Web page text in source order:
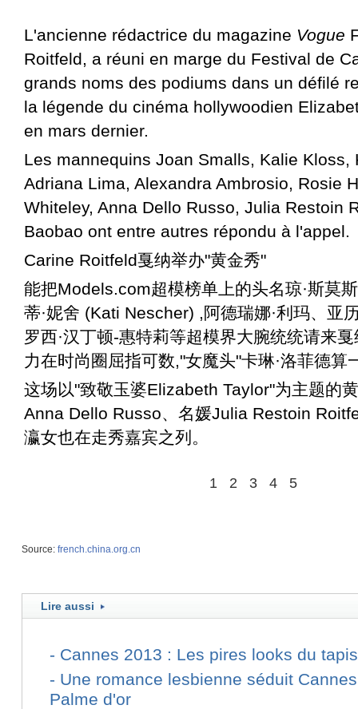
L'ancienne rédactrice du magazine Vogue
Roitfeld, a réuni en marge du Festival de
grands noms des podiums dans un défilé
la légende du cinéma hollywoodien
en mars dernier.
Les mannequins Joan Smalls, Kalie Kloss,
Adriana Lima, Alexandra Ambrosio, Rosie
Whiteley, Anna Dello Russo, Julia Restoin
Baobao ont entre autres répondu à l'appel.
Carine Roitfeld戛纳举办"黄金秀"
能把Models.com超模榜单上的头名琼·斯莫
蒂·妮舍 (Kati Nescher) ,阿德瑞娜·利玛、亚
罗西·汉丁顿-惠特莉等超模界大腕统统请来
力在时尚圈屈指可数,"女魔头"卡琳·洛菲德算
这场以"致敬玉婆Elizabeth Taylor"为主题的
Anna Dello Russo、名媛Julia Restoin
瀛女也在走秀嘉宾之列。
1 2 3 4 5
Source: french.china.org.cn
Lire aussi
- Cannes 2013 : Les pires looks du
- Une romance lesbienne séduit
Palme d'or